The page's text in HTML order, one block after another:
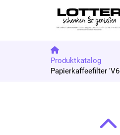
Produktkatalog
Papierkaffeefilter
Zur Produktbeschreibung